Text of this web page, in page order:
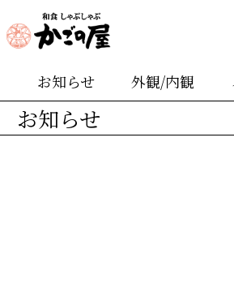
お知らせ 外観/内観
お知らせ